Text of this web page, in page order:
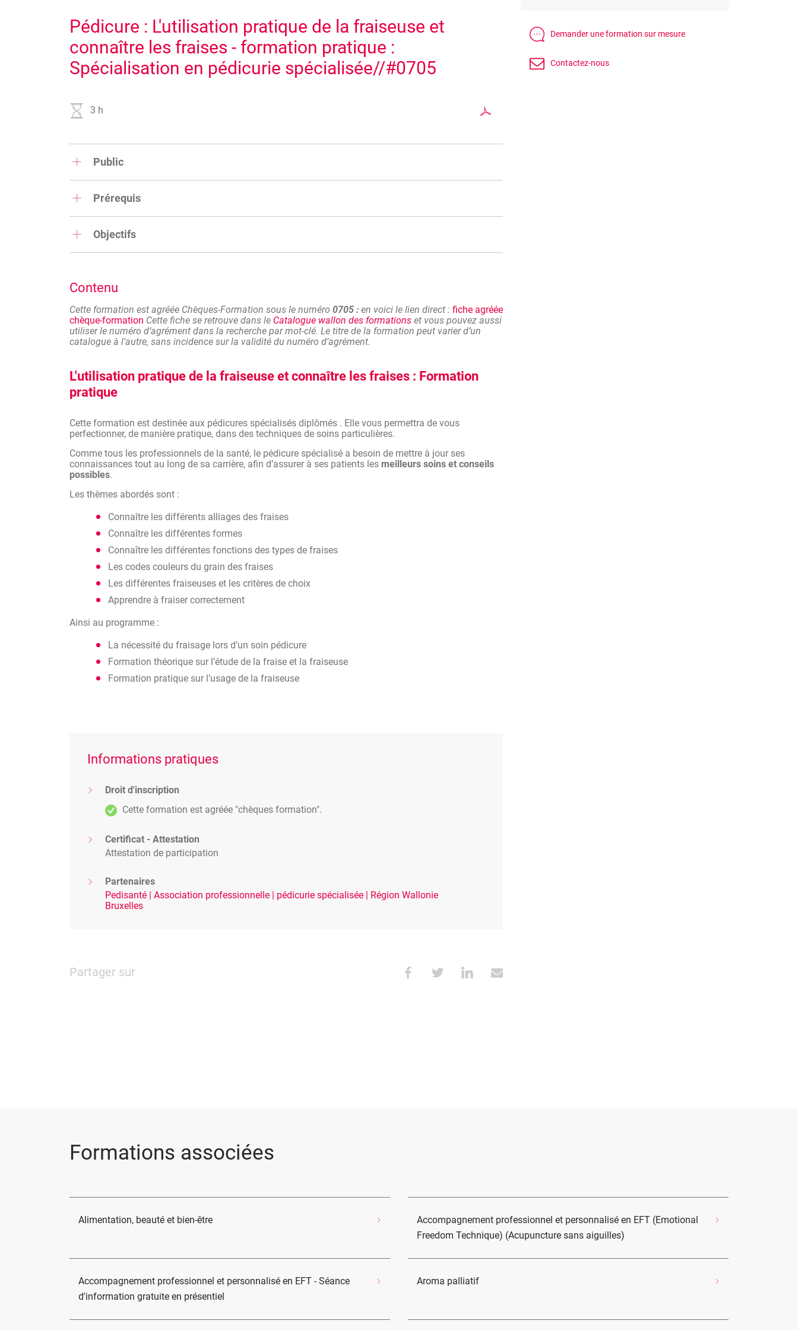
Pédicure : L'utilisation pratique de la fraiseuse et
connaître les fraises - formation pratique :
Spécialisation en pédicurie spécialisée//#0705
3 h
Public
Prérequis
Objectifs
Comme tous les professionnels de la santé, le pédicure spécialisé a besoin de mettre à jour ses
possibles.
Quand on pense « formation », on pense surtout cursus scolaire (formation initiale) qui permet
d’acquérir les connaissances de base. Mais tout aussi indispensable est la formation continue, grâce
à laquelle on se maintient toujours au top de ses performances tout au long de sa carrière.
Contrairement à la formation initiale, la formation continue apporte des solutions vraiment concrètes
aux problématiques de ceux qui la suivent. Non seulement elle s’adapte au vécu des participants mais
en plus elle leur permet de rencontrer des personnes au profil similaire. Les effets miroir jouent souvent
un grand rôle dans la progression de chacun
Elle permet de maîtriser très rapidement les compétences et les savoir-faire recherchés.
Si vous ne voulez pas rater le train en marche, choisissez, vous aussi, la formation continue !
Contenu
Cette formation est agréée Chèques-Formation sous le numéro 0705 : en voici le lien direct : fiche agréée
chèque-formation Cette fiche se retrouve dans le Catalogue wallon des formations et vous pouvez aussi
utiliser le numéro d’agrément dans la recherche par mot-clé. Le titre de la formation peut varier d’un
catalogue à l’autre, sans incidence sur la validité du numéro d’agrément.
L'utilisation pratique de la fraiseuse et connaître les fraises : Formation
pratique
Cette formation est destinée aux pédicures spécialisés diplômés . Elle vous permettra de vous
perfectionner, de manière pratique, dans des techniques de soins particulières.
Comme tous les professionnels de la santé, le pédicure spécialisé a besoin de mettre à jour ses
connaissances tout au long de sa carrière, afin d’assurer à ses patients les meilleurs soins et conseils
possibles.
Les thèmes abordés sont :
Connaître les différents alliages des fraises
Connaître les différentes formes
Connaître les différentes fonctions des types de fraises
Les codes couleurs du grain des fraises
Les différentes fraiseuses et les critères de choix
Apprendre à fraiser correctement
Ainsi au programme :
La nécessité du fraisage lors d’un soin pédicure
Formation théorique sur l’étude de la fraise et la fraiseuse
Formation pratique sur l’usage de la fraiseuse
Informations pratiques
Droit d'inscription
Cette formation est agréée "chèques formation".
Certificat - Attestation
Attestation de participation
Partenaires
Pedisanté | Association professionnelle | pédicurie spécialisée | Région Wallonie
Bruxelles
Partager sur
Formations associées
Alimentation, beauté et bien-être
Accompagnement professionnel et personnalisé en EFT (Emotional
Freedom Technique) (Acupuncture sans aiguilles)
Accompagnement professionnel et personnalisé en EFT - Séance
d'information gratuite en présentiel
Aroma palliatif